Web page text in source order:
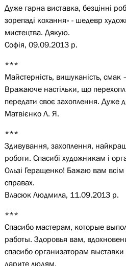
Дуже гарна виставка, безцінні
зорепаді кохання» - шедевр
мистецтва. Дякую.
Софія, 09.09.2013 р.
***
Майстерність, вишуканість, смак
Вражаюче настільки, що
передати своє захоплення. Дуже
Матвієнко Л. Я.
***
Здивування, захоплення,
роботи. Спасибі художникам і
Ользі Геращенко! Бажаю вам всім
справах.
Власюк Людмила, 11.09.2013 р.
***
Спасибо мастерам, которые
работы. Здоровья вам,
спасибо организаторам
дарите людям.